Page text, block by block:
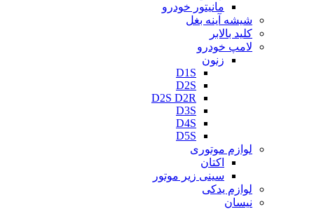
مانیتور خودرو
شیشه آینه بغل
کلید بالابر
لامپ خودرو
زنون
D1S
D2S
D2S D2R
D3S
D4S
D5S
لوازم موتوری
اکتان
سینی زیر موتور
لوازم یدکی
نیسان